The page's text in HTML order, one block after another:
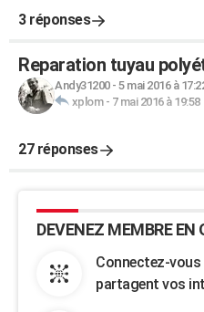
3 réponses
Reparation tuyau
Andy31200- 5 mai 2016 à
xplom- 7 mai 2016 à 19:58
27 réponses
DEVENEZ MEMBRE EN
Connectez-vous
partagent vos